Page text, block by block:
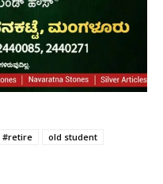
#retire
old student